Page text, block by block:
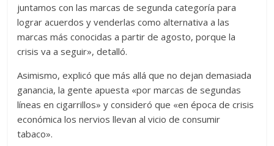
juntamos con las marcas de segunda categoría para
lograr acuerdos y venderlas como alternativa a las
marcas más conocidas a partir de agosto, porque la
crisis va a seguir», detalló.
Asimismo, explicó que más allá que no dejan demasiada
ganancia, la gente apuesta «por marcas de segundas
líneas en cigarrillos» y consideró que «en época de crisis
económica los nervios llevan al vicio de consumir
tabaco».